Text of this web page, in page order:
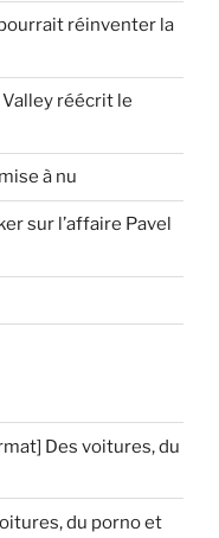
réinventer la
Valley réécrit le
à nu
sur l’affaire Pavel
Des voitures, du
du porno et